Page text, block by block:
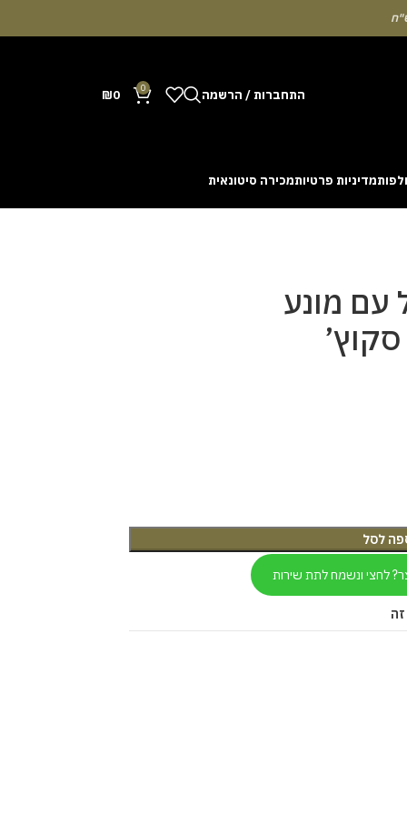
התחברות / הרשמה 0
₪0
מדיניות פרטיותמכירה סיטונאית
עם מונע
לסל
לחצי ונשמח לתת שירות